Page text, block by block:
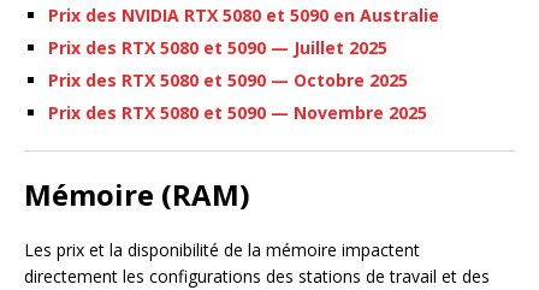
Prix des NVIDIA RTX 5080 et 5090 en Australie
Prix des RTX 5080 et 5090 — Juillet 2025
Prix des RTX 5080 et 5090 — Octobre 2025
Prix des RTX 5080 et 5090 — Novembre 2025
Mémoire (RAM)
Les prix et la disponibilité de la mémoire impactent
directement les configurations des stations de travail et des